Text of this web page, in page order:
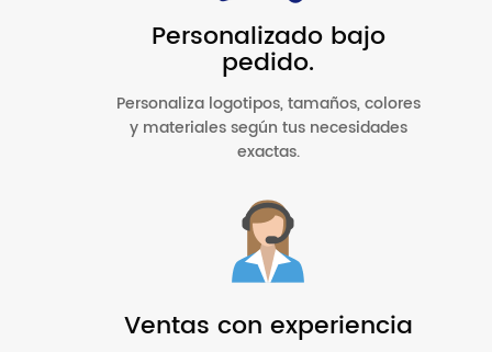
Personalizado bajo
pedido.
Personaliza logotipos, tamaños, colores
y materiales según tus necesidades
exactas.
Ventas con experiencia